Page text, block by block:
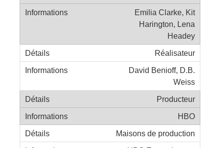
Emilia Clarke, Kit
Harington, Lena
Headey
Réalisateur
David Benioff, D.B.
Weiss
Producteur
HBO
Maisons de production